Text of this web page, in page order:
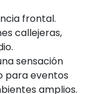
frontal.
callejeras,
sensación
para eventos
amplios.